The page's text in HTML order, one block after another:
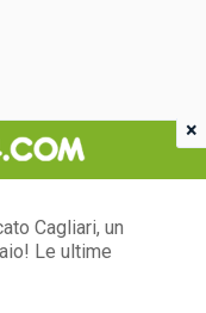
Cagliari, un
Le ultime
×